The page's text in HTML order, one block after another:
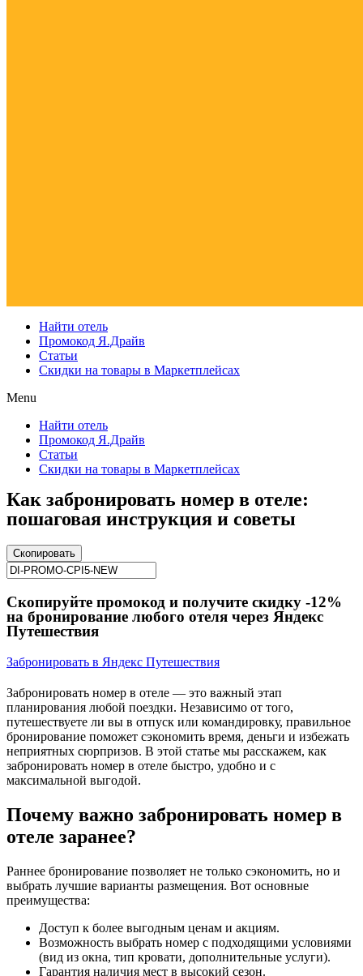
Найти отель
Промокод Я.Драйв
Статьи
Скидки на товары в Маркетплейсах
Menu
Найти отель
Промокод Я.Драйв
Статьи
Скидки на товары в Маркетплейсах
Как забронировать номер в отеле:
пошаговая инструкция и советы
Скопировать
Скопируйте промокод и получите скидку -12%
на бронирование любого отеля через Яндекс
Путешествия
Забронировать в Яндекс Путешествия
Забронировать номер в отеле — это важный этап
планирования любой поездки. Независимо от того,
путешествуете ли вы в отпуск или командировку, правильное
бронирование поможет сэкономить время, деньги и избежать
неприятных сюрпризов. В этой статье мы расскажем, как
забронировать номер в отеле быстро, удобно и с
максимальной выгодой.
Почему важно забронировать номер в
отеле заранее?
Раннее бронирование позволяет не только сэкономить, но и
выбрать лучшие варианты размещения. Вот основные
преимущества:
Доступ к более выгодным ценам и акциям.
Возможность выбрать номер с подходящими условиями
(вид из окна, тип кровати, дополнительные услуги).
Гарантия наличия мест в высокий сезон.